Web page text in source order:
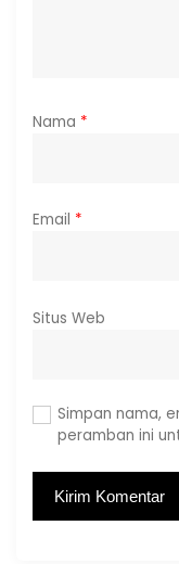
Nama *
Email *
Situs Web
Simpan nama,
peramban ini